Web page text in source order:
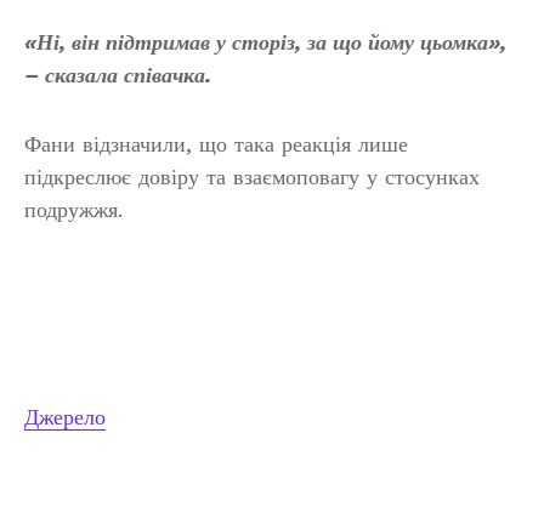
«Ні, він підтримав у сторіз, за що йому цьомка»,
– сказала співачка.
Фани відзначили, що така реакція лише
підкреслює довіру та взаємоповагу у стосунках
подружжя.
Джерело